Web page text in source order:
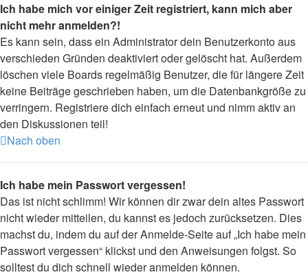
Ich habe mich vor einiger Zeit registriert, kann mich aber
nicht mehr anmelden?!
Es kann sein, dass ein Administrator dein Benutzerkonto aus
verschieden Gründen deaktiviert oder gelöscht hat. Außerdem
löschen viele Boards regelmäßig Benutzer, die für längere Zeit
keine Beiträge geschrieben haben, um die Datenbankgröße zu
verringern. Registriere dich einfach erneut und nimm aktiv an
den Diskussionen teil!
Nach oben
Ich habe mein Passwort vergessen!
Das ist nicht schlimm! Wir können dir zwar dein altes Passwort
nicht wieder mitteilen, du kannst es jedoch zurücksetzen. Dies
machst du, indem du auf der Anmelde-Seite auf „Ich habe mein
Passwort vergessen“ klickst und den Anweisungen folgst. So
solltest du dich schnell wieder anmelden können.